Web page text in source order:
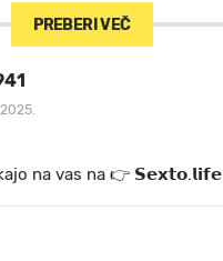
PREBERI VEČ
k a jo na va s n a 👉 𝗦𝗲𝘅𝘁𝗼.𝗹𝗶𝗳𝗲